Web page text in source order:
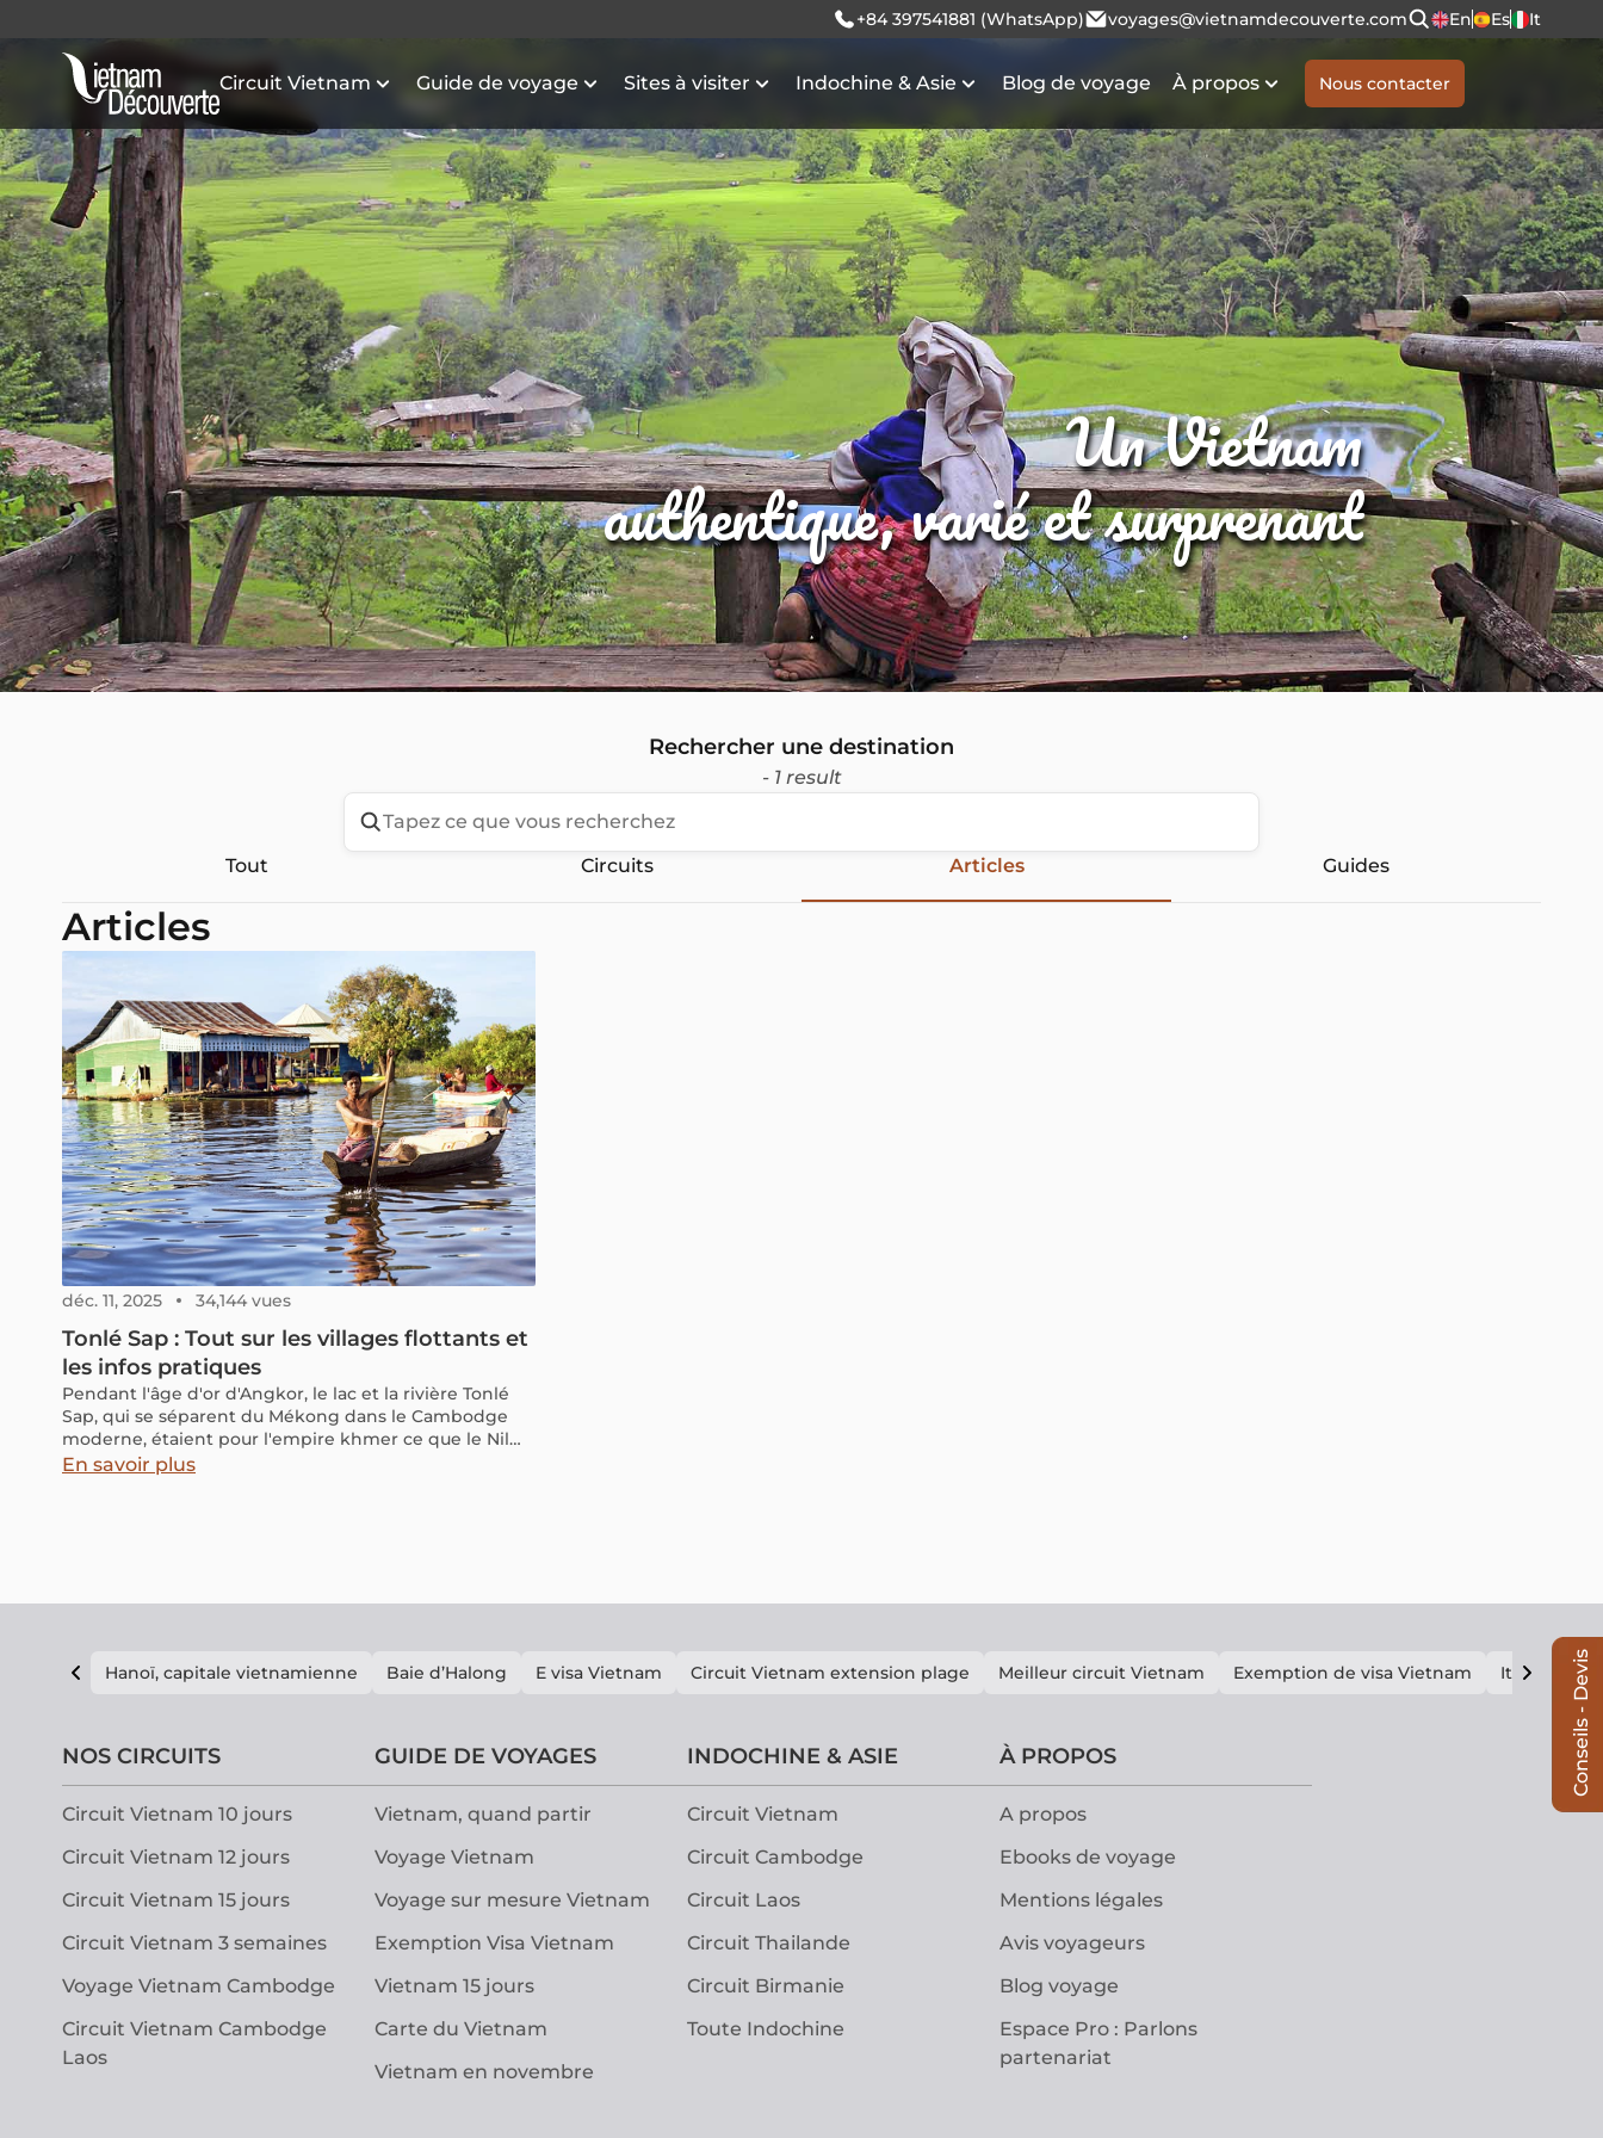
+84 397541881 (WhatsApp) voyages@vietnamdecouverte.com En Es It
Circuit Vietnam Guide de voyage Sites à visiter Indochine & Asie Blog de voyage À propos Nous contacter
Un Vietnam
authentique, varié et surprenant
Rechercher une destination
- 1 result
Tout Circuits Articles Guides
Articles
déc. 11, 2025 34,144 vues
Tonlé Sap : Tout sur les villages flottants et
les infos pratiques
Pendant l'âge d'or d'Angkor, le lac et la rivière Tonlé
Sap, qui se séparent du Mékong dans le Cambodge
moderne, étaient pour l'empire khmer ce que le Nil
était pour les Égyptiens. Pour en savoir plus sur les
En savoir plus
Hanoï, capitale vietnamienne Baie d’Halong E visa Vietnam Circuit Vietnam extension plage Meilleur circuit Vietnam Exemption de visa Vietnam Itinéraire
NOS CIRCUITS
Circuit Vietnam 10 jours
Circuit Vietnam 12 jours
Circuit Vietnam 15 jours
Circuit Vietnam 3 semaines
Voyage Vietnam Cambodge
Circuit Vietnam Cambodge
Laos
GUIDE DE VOYAGES
Vietnam, quand partir
Voyage Vietnam
Voyage sur mesure Vietnam
Exemption Visa Vietnam
Vietnam 15 jours
Carte du Vietnam
Vietnam en novembre
INDOCHINE & ASIE
Circuit Vietnam
Circuit Cambodge
Circuit Laos
Circuit Thailande
Circuit Birmanie
Toute Indochine
À PROPOS
A propos
Ebooks de voyage
Mentions légales
Avis voyageurs
Blog voyage
Espace Pro : Parlons
partenariat
Conseils - Devis